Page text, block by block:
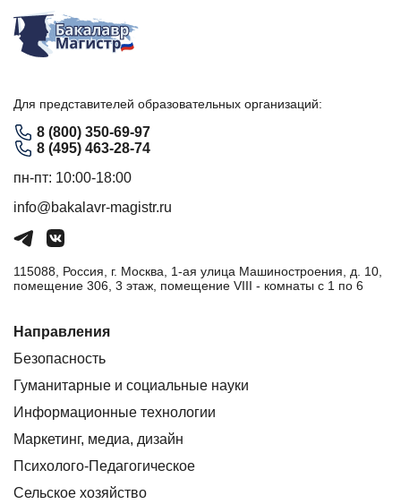
Для представителей образовательных организаций:
8 (800) 350-69-97
8 (495) 463-28-74
пн-пт: 10:00-18:00
info@bakalavr-magistr.ru
115088, Россия, г. Москва, 1-ая улица Машиностроения, д. 10,
помещение 306, 3 этаж, помещение VIII - комнаты с 1 по 6
Направления
Безопасность
Гуманитарные и социальные науки
Информационные технологии
Маркетинг, медиа, дизайн
Психолого-Педагогическое
Сельское хозяйство